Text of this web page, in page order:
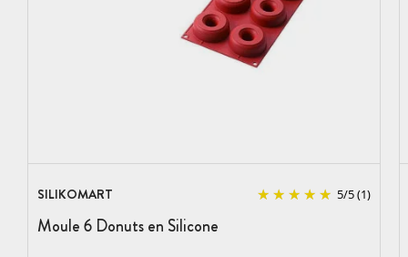
SILIKOMART 5/5(1)
Moule 6 Donuts en Silicone